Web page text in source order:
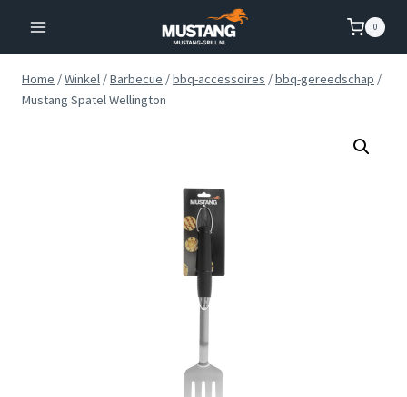
inhoud
0
Home /Winkel /Barbecue /bbq-accessoires /bbq-gereedschap /
Mustang Spatel Wellington